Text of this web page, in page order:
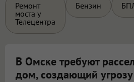
Ремонт
моста у
Телецентра
Бензин
В Омске требуют
дом, создающий